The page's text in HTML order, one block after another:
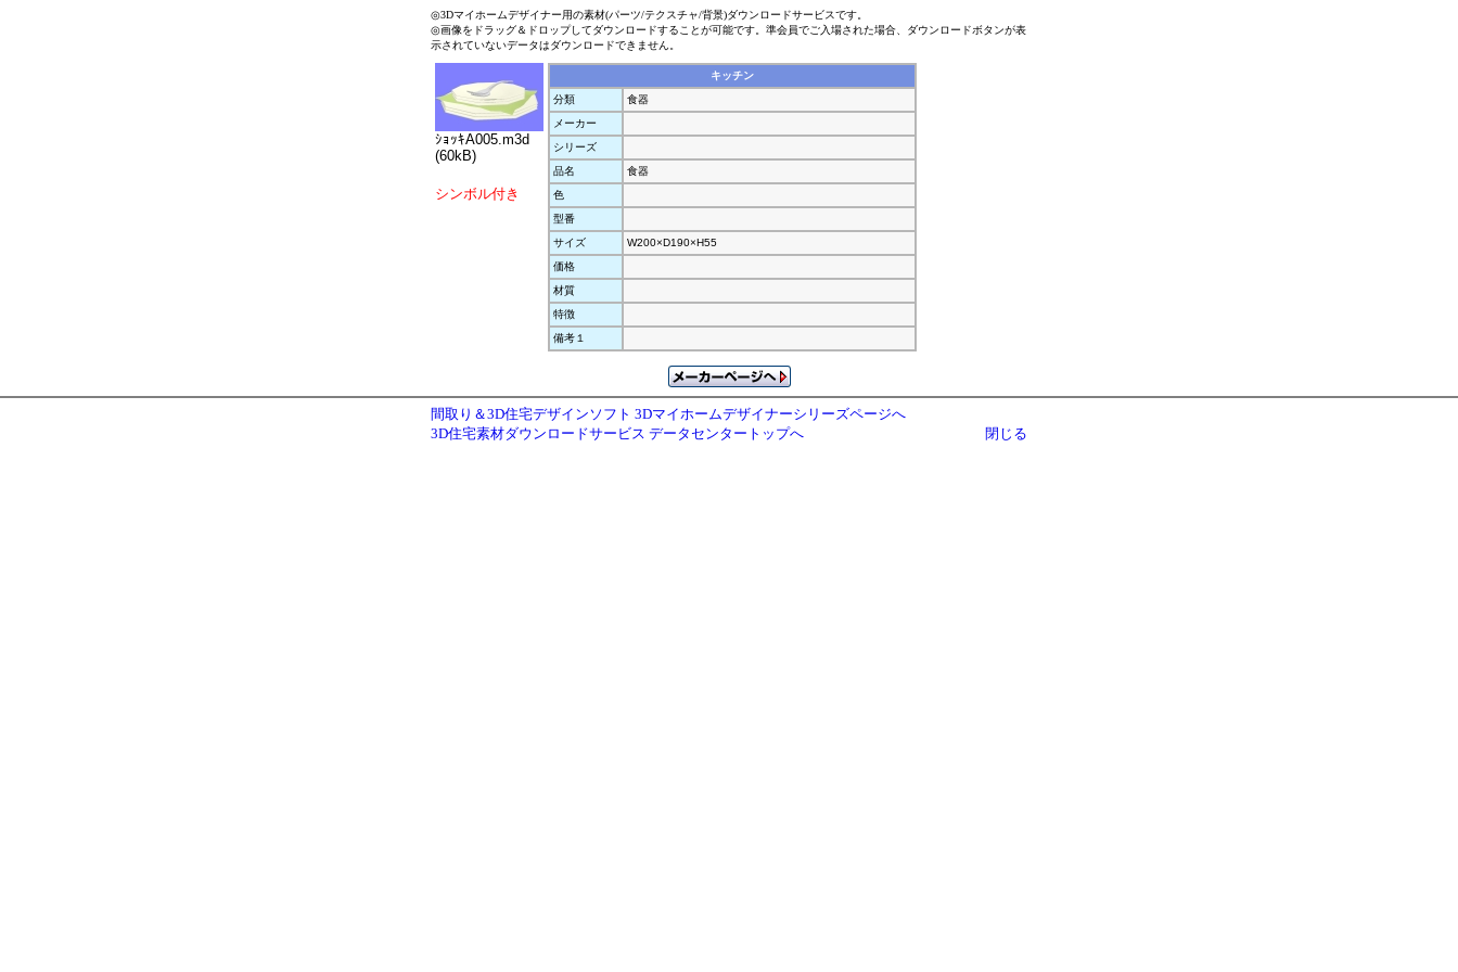
◎3Dマイホームデザイナー用の素材(パーツ/テクスチャ/背景)ダウンロードサービスです。
◎画像をドラッグ＆ドロップしてダウンロードすることが可能です。準会員でご入場された場合、ダウンロードボタンが表
示されていないデータはダウンロードできません。
ｼｮｯｷA005.m3d
(60kB)
シンボル付き
キッチン
分類
食器
メーカー
シリーズ
品名
食器
色
型番
サイズ
W200×D190×H55
価格
材質
特徴
備考１
間取り＆3D住宅デザインソフト 3Dマイホームデザイナーシリーズページへ
3D住宅素材ダウンロードサービス データセンタートップへ
閉じる